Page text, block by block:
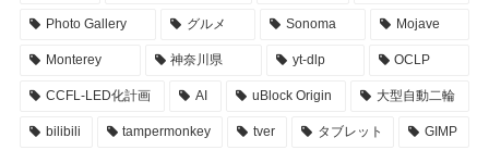
Photo Gallery グルメ Sonoma Mojave
Monterey 神奈川県 yt-dlp OCLP
CCFL-LED化計画 AI uBlock Origin 大型自動二輪
bilibili tampermonkey tver タブレット GIMP